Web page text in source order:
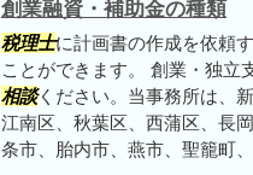
創業融資・補助金の種類
税理士に計画書の作成を依頼
ことができます。 創業・独立
相談ください。当事務所は、
江南区、秋葉区、西蒲区、長
条市、胎内市、燕市、聖籠町